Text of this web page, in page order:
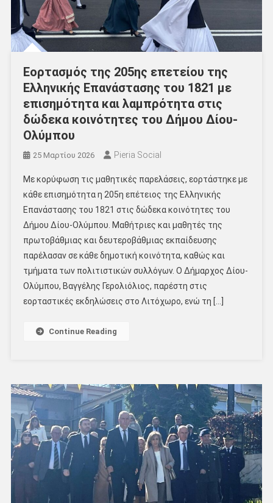
Εορτασμός της 205ης επετείου της
Ελληνικής Επανάστασης του 1821 με
επισημότητα και λαμπρότητα στις
δώδεκα κοινότητες του Δήμου Δίου-
Ολύμπου
25 Μαρτίου 2026 Pieria Social
Με κορύφωση τις μαθητικές παρελάσεις, εορτάστηκε με
κάθε επισημότητα η 205η επέτειος της Ελληνικής
Επανάστασης του 1821 στις δώδεκα κοινότητες του
Δήμου Δίου-Ολύμπου. Μαθήτριες και μαθητές της
πρωτοβάθμιας και δευτεροβάθμιας εκπαίδευσης
παρέλασαν σε κάθε δημοτική κοινότητα, καθώς και
τμήματα των πολιτιστικών συλλόγων. Ο Δήμαρχος Δίου-
Ολύμπου, Βαγγέλης Γερολιόλιος, παρέστη στις
εορταστικές εκδηλώσεις στο Λιτόχωρο, ενώ τη […]
Continue Reading